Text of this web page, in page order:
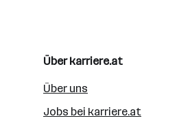
Über karriere.at
Über uns
Jobs bei karriere.at